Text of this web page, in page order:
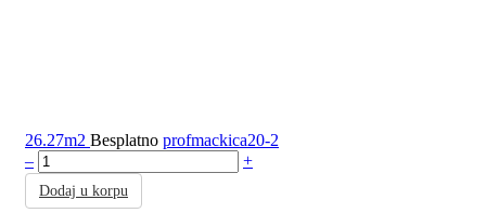
26.27m2 Besplatno profmackica20-2
–
+
Dodaj u korpu